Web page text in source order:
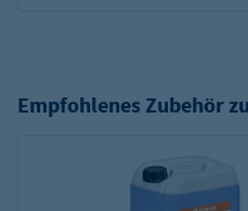
Empfohlenes Zubehör